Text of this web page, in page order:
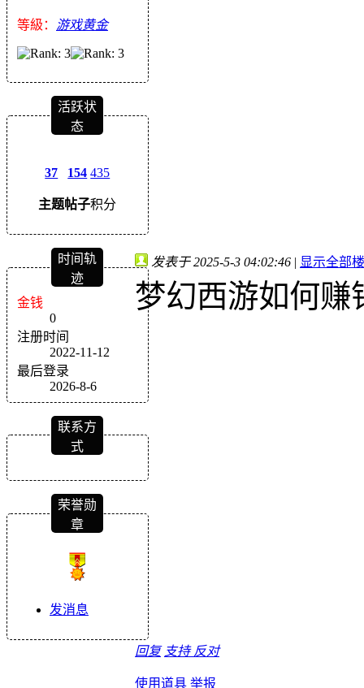
等級： 游戏黄金
活跃状
态
37
主题
154
帖子
435
积分
时间轨
迹
金钱
0
注册时间
2022-11-12
最后登录
2026-8-6
联系方
式
荣誉勋
章
发消息
发表于 2025-5-3 04:02:46 | 显示全部
梦幻西游如何赚
回复 支持 反对
使用道具 举报